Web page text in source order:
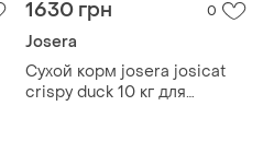
1630 грн 0
Josera
Сухой корм josera josicat
crispy duck 10 кг для